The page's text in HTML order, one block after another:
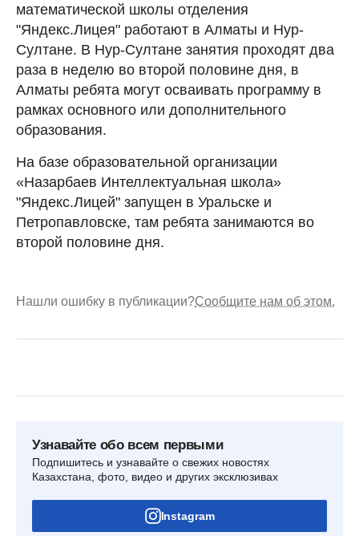
математической школы отделения
"Яндекс.Лицея" работают в Алматы и Нур-
Султане. В Нур-Султане занятия проходят два
раза в неделю во второй половине дня, в
Алматы ребята могут осваивать программу в
рамках основного или дополнительного
образования.
На базе образовательной организации
«Назарбаев Интеллектуальная школа»
"Яндекс.Лицей" запущен в Уральске и
Петропавловске, там ребята занимаются во
второй половине дня.
Нашли ошибку в публикации?Сообщите нам об этом.
Узнавайте обо всем первыми
Подпишитесь и узнавайте о свежих новостях
Казахстана, фото, видео и других эксклюзивах
Instagram